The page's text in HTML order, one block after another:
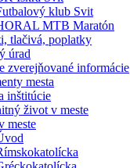
klub Svit
MTB Maratón
tlačivá, poplatky
úrad
zverejňované informácie
mesta
inštitúcie
život v meste
meste